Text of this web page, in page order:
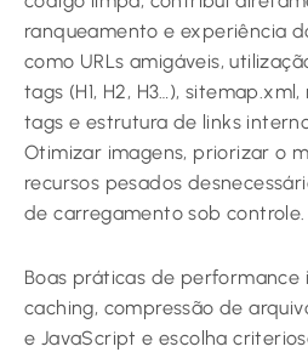
ranqueamento e experiência
como URLs amigáveis,
tags (H1, H2, H3…),
tags e estrutura de links
Otimizar imagens, priorizar o
recursos pesados
de carregamento sob controle.
Boas práticas de performance
caching, compressão de
e JavaScript e escolha